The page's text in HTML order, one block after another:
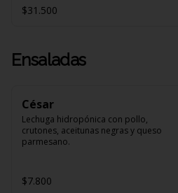
$31.500
Ensaladas
César
Lechuga hidropónica con pollo,
crutones, aceitunas negras y queso
parmesano.
$7.800